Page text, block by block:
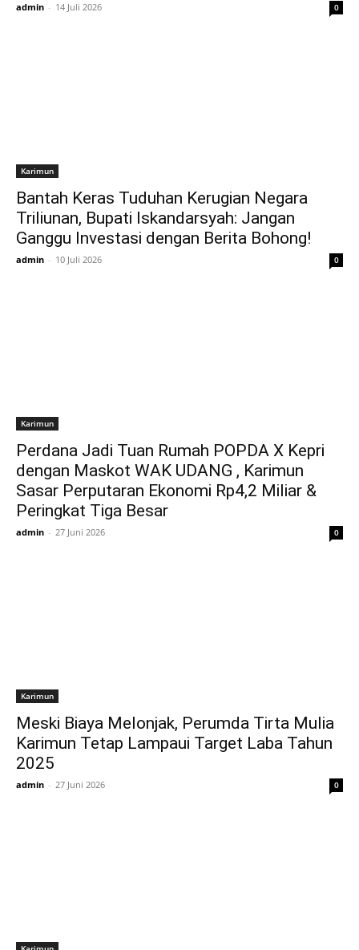
admin - 14 Juli 2026 0
Karimun
Bantah Keras Tuduhan Kerugian Negara
Triliunan, Bupati Iskandarsyah: Jangan
Ganggu Investasi dengan Berita Bohong!
admin - 10 Juli 2026 0
Karimun
Perdana Jadi Tuan Rumah POPDA X Kepri
dengan Maskot WAK UDANG , Karimun
Sasar Perputaran Ekonomi Rp4,2 Miliar &
Peringkat Tiga Besar
admin - 27 Juni 2026 0
Karimun
Meski Biaya Melonjak, Perumda Tirta Mulia
Karimun Tetap Lampaui Target Laba Tahun
2025
admin - 27 Juni 2026 0